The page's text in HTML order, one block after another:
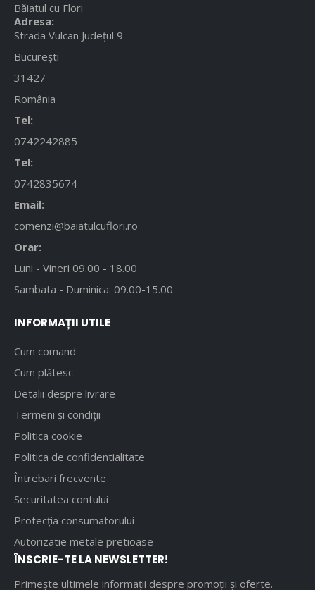
Băiatul cu Flori
Adresa:
Strada Vulcan Județul 9
București
31427
România
Tel:
0742242885
Tel:
0742835674
Email:
comenzi@baiatulcuflori.ro
Orar:
Luni - Vineri 09.00 - 18.00
Sambata - Duminica: 09.00-15.00
INFORMAȚII UTILE
Cum comand
Cum plătesc
Detalii despre livrare
Termeni și condiții
Politica cookie
Politica de confidentialitate
Întrebari frecvente
Securitatea contului
Protecția consumatorului
Autorizatie metale pretioase
ÎNSCRIE-TE LA NEWSLETTER!
Primește ultimele informații despre promoții și oferte.